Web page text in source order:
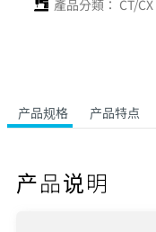
產品分類： CT/
产品规格 产品特点
产品说明